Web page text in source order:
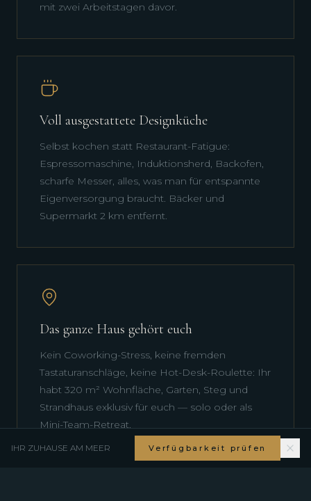
mit zwei Arbeitstagen davor.
Voll ausgestattete Designküche
Selbst kochen statt Restaurant-Fatigue:
Espressomaschine, Induktionsherd, Backofen,
scharfe Messer, alles, was man für entspannte
Eigenversorgung braucht. Bäcker und
Supermarkt 2 km entfernt.
Das ganze Haus gehört euch
Kein Coworking-Stress, keine fremden
Tastaturanschläge, keine Hot-Desk-Roulette: Ihr
habt 320 m² Wohnfläche, Garten, Steg und
Strandhaus exklusiv für euch — solo oder als
Mini-Team-Retreat.
IHR ZUHAUSE AM MEER Verfügbarkeit prüfen